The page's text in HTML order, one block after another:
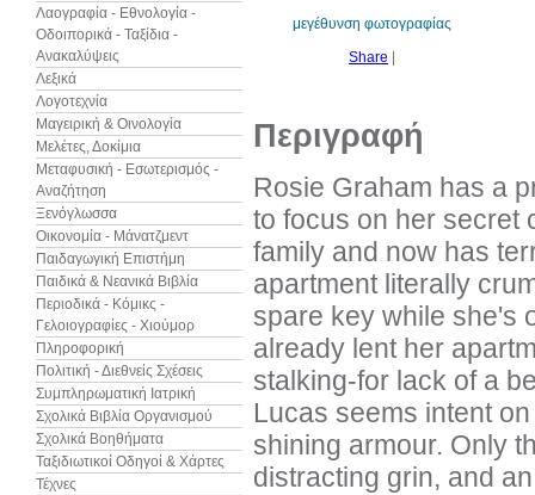
Λαογραφία - Εθνολογία -
Οδοιπορικά - Ταξίδια -
Ανακαλύψεις
Λεξικά
Λογοτεχνία
Μαγειρική & Οινολογία
Μελέτες, Δοκίμια
Μεταφυσική - Εσωτερισμός -
Αναζήτηση
Ξενόγλωσσα
Οικονομία - Μάνατζμεντ
Παιδαγωγική Επιστήμη
Παιδικά & Νεανικά Βιβλία
Περιοδικά - Κόμικς -
Γελοιογραφίες - Χιούμορ
Πληροφορική
Πολιτική - Διεθνείς Σχέσεις
Συμπληρωματική Ιατρική
Σχολικά Βιβλία Οργανισμού
Σχολικά Βοηθήματα
Ταξιδιωτικοί Οδηγοί & Χάρτες
Τέχνες
μεγέθυνση φωτογραφίας
Share
Περιγραφή
Rosie Graham has a
to focus on her secret
family and now has
apartment literally
spare key while she's
already lent her
stalking-for lack of a
Lucas seems intent
shining armour. Only
distracting grin, and